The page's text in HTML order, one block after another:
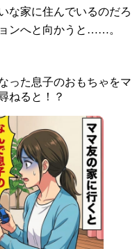
な家に住んでいるのだろ
ンへと向かうと……。
った息子のおもちゃをマ
ねると！？